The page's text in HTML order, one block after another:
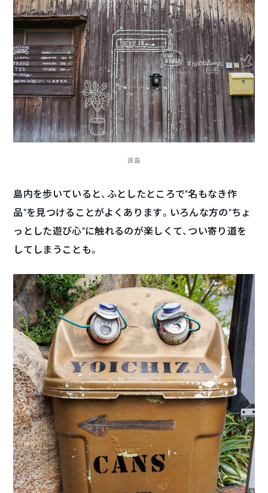
直島
島内を歩いていると、ふとしたところで”名もなき作
品”を見つけることがよくあります。いろんな方の“ちょ
っとした遊び心”に触れるのが楽しくて、つい寄り道を
してしまうことも。